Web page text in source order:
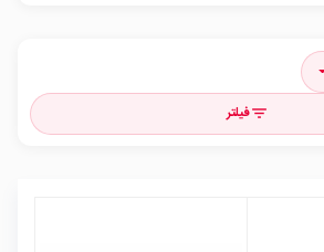
filter_listفیلتر